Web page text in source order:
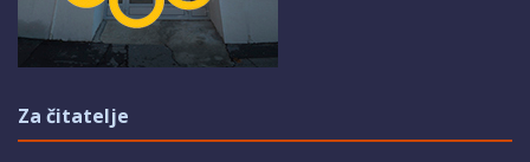
Za čitatelje